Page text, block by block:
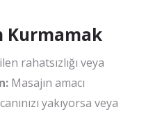
Kurmamak
rahatsızlığı veya
Masajın amacı
yakıyorsa veya